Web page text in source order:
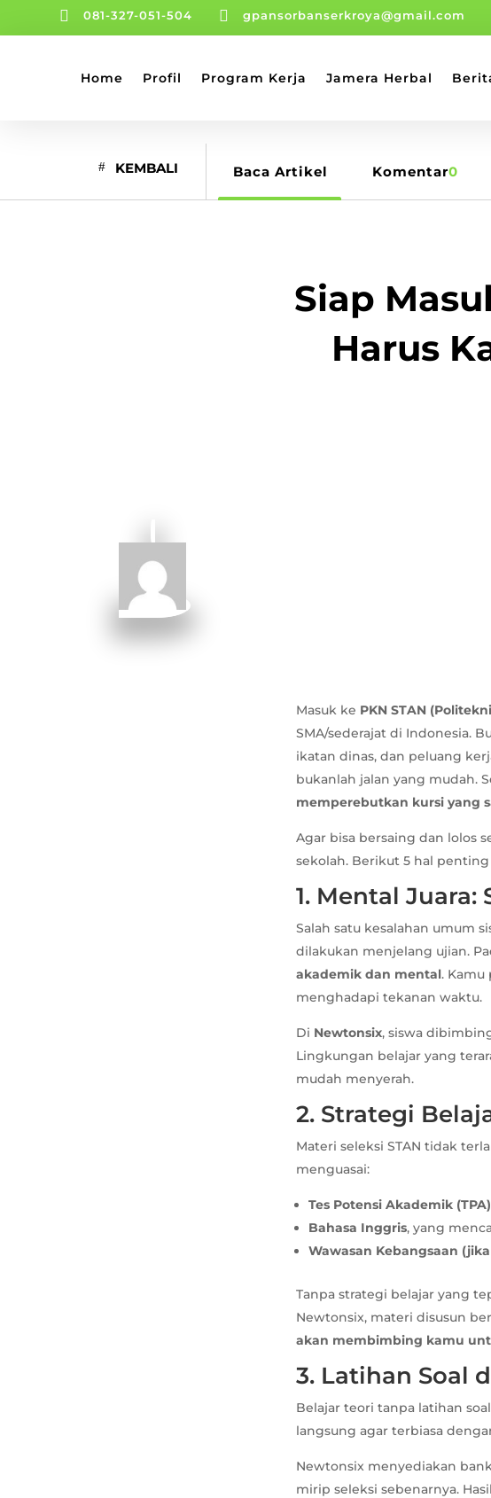
 081-327-051-504  gpansorbanserkroya@gmail.com
Home Profil Program Kerja Jamera Herbal
KEMBALI Baca Artikel Komentar0
Siap
Harus
Masuk ke PKN STAN
SMA/sederajat di Indonesia.
ikatan dinas, dan peluang
bukanlah jalan yang mudah.
memperebutkan kursi yang
Agar bisa bersaing dan lolos
sekolah. Berikut 5 hal
1. Mental
Salah satu kesalahan umum
dilakukan menjelang ujian.
akademik dan mental. Kamu
menghadapi tekanan waktu.
Di Newtonsix, siswa
Lingkungan belajar yang
mudah menyerah.
2. Strategi
Materi seleksi STAN tidak
menguasai:
Tes Potensi Akademik (TPA)
Bahasa Inggris, yang
Wawasan Kebangsaan
Tanpa strategi belajar yang
Newtonsix, materi disusun
akan membimbing kamu
3. Latihan Soal
Belajar teori tanpa latihan
langsung agar terbiasa
Newtonsix menyediakan
mirip seleksi sebenarnya.